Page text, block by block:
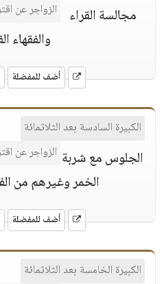
الزواجر عن
مجالسة القراء
والفقهاء
أضف للمفضلة
الكبيرة السادسة بعد الثلاثمائة
الزواجر عن الجلوس مع شربة
الخمر وغيرهم من
أضف للمفضلة
الكبيرة الخامسة بعد الثلاثمائة